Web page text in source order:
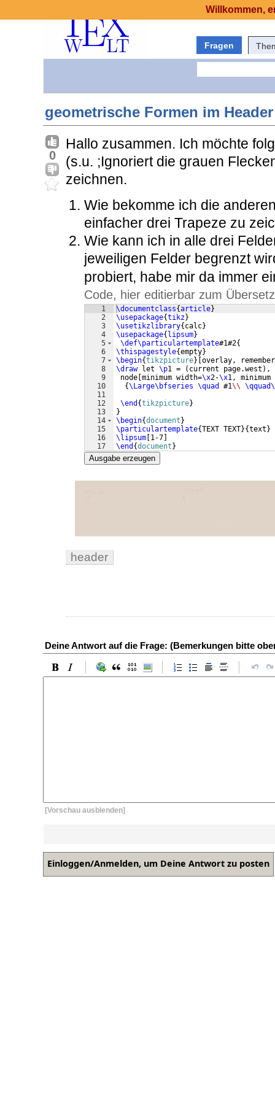
Fragen
geometrische Formen im Header
0
Hallo zusammen. Ich möchte
(s.u. ;Ignoriert die grauen
zeichnen.
Wie bekomme ich die
einfacher drei Trapeze zu
Wie kann ich in alle drei
jeweiligen Felder begrenzt
probiert, habe mir da immer
Code, hier editierbar zum
1
2
3
4
5
6
7
8
9
10
11
12
13
14
15
16
17
\documentclass{article}
\usepackage{tikz}
\usetikzlibrary{ calc}
\usepackage{ lipsum}
\def\particulartemplate#1#2{
\thispagestyle{empty}
\begin{tikzpicture} overlay,
\draw let \p1 = ( current page.west ) ,
node minimum width=\x2-\x1,
{\Large\bfseries \quad #1\\
\end {tikzpicture}
}
\begin{document }
\particulartemplate{TEXT TEXT}{text }
\lipsum 1-7
\end {document }
Ausgabe erzeugen
header
Deine Antwort auf die Frage: (Bemerkungen bitte
[Vorschau ausblenden]
Willkommen,